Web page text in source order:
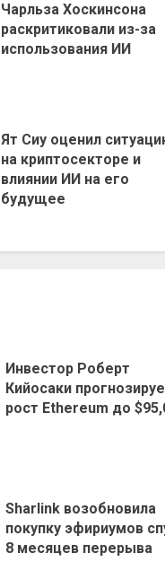
Чарльза Хоскинсона
раскритиковали из-за
использования ИИ
Ят Сиу оценил
на криптосекторе и
влиянии ИИ на его
будущее
Инвестор Роберт
Кийосаки
рост Ethereum до
Sharlink возобновила
покупку эфириумов
8 месяцев перерыва